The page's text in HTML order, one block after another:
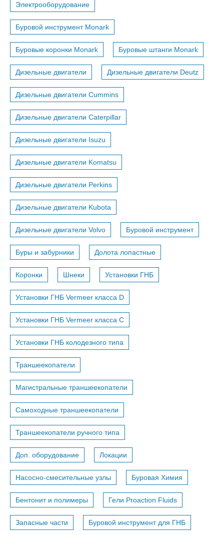
Электрооборудование
Буровой инструмент Monark
Буровые коронки Monark Буровые штанги Monark
Дизельные двигатели Дизельные двигатели Deutz
Дизельные двигатели Cummins
Дизельные двигатели Caterpillar
Дизельные двигатели Isuzu
Дизельные двигатели Komatsu
Дизельные двигатели Perkins
Дизельные двигатели Kubota
Дизельные двигатели Volvo Буровой инструмент
Буры и забурники Долота лопастные
Коронки Шнеки Установки ГНБ
Установки ГНБ Vermeer класса D
Установки ГНБ Vermeer класса С
Установки ГНБ колодезного типа
Траншеекопатели
Магистральные траншеекопатели
Самоходные траншеекопатели
Траншеекопатели ручного типа
Доп. оборудование Локации
Насосно-смесительные узлы Буровая Химия
Бентонит и полимеры Гели Proaction Fluids
Запасные части Буровой инструмент для ГНБ